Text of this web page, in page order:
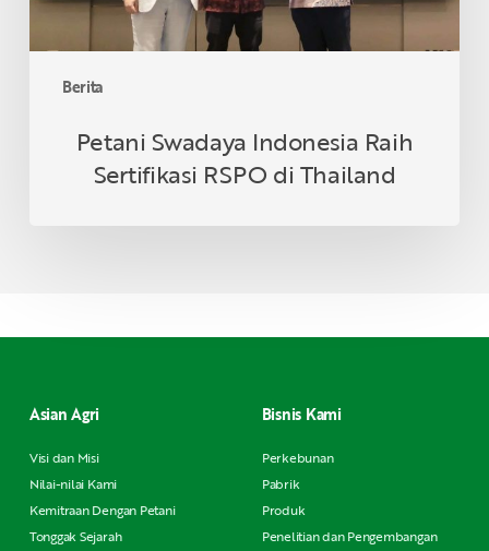
Berita
Petani Swadaya Indonesia Raih
Sertifikasi RSPO di Thailand
Asian Agri
Visi dan Misi
Nilai-nilai Kami
Kemitraan Dengan Petani
Tonggak Sejarah
Bisnis Kami
Perkebunan
Pabrik
Produk
Penelitian dan Pengembangan